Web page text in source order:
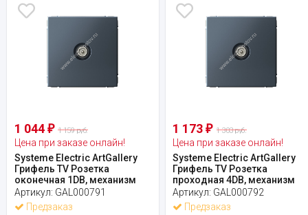
1 044 ₽ 1 159 руб.
Цена при заказе онлайн!
Systeme Electric ArtGallery
Грифель TV Розетка
оконечная 1DB, механизм
Артикул: GAL000791
Предзаказ
1 173₽ 1 303 руб.
Цена при заказе онлайн!
Systeme Electric ArtGallery
Грифель TV Розетка
проходная 4DB, механизм
Артикул: GAL000792
Предзаказ